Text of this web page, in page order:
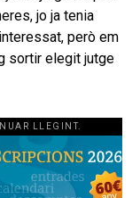
jo ja tenia
però em
sortir elegit jutge
LLEGINT.